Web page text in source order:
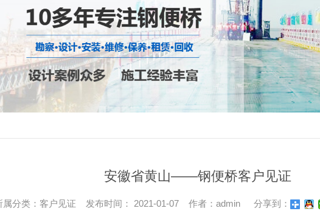
安徽省黄山——钢便桥客户见证
属分类：客户见证 发布时间： 2021-01-07 作者：admin 分享到：